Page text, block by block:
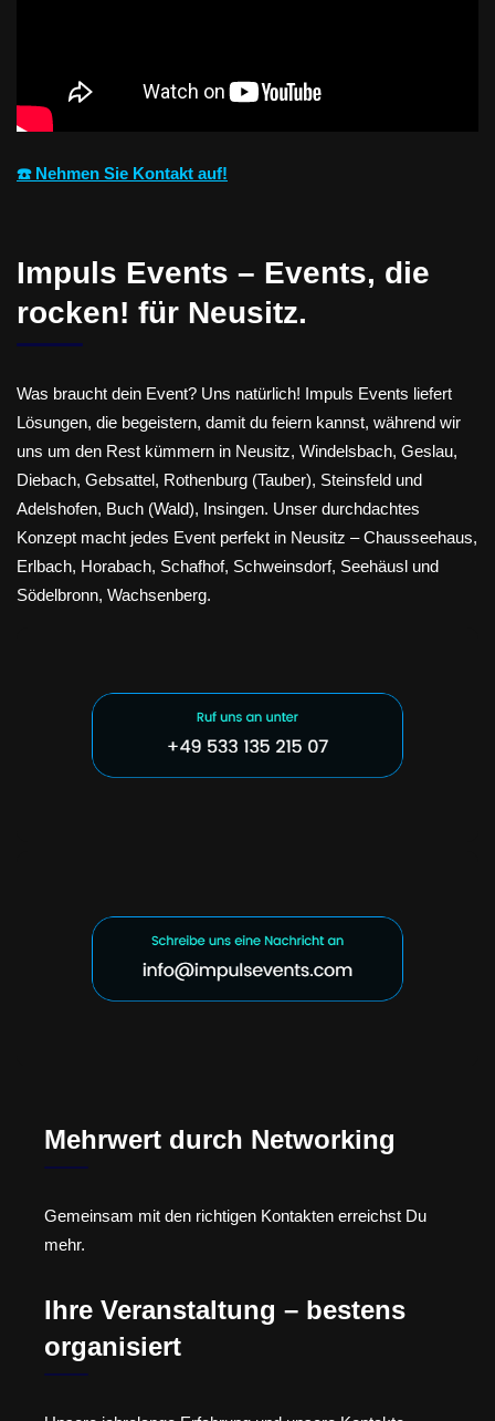
☎️ Nehmen Sie Kontakt auf!
Impuls Events – Events, die
rocken! für Neusitz.
Was braucht dein Event? Uns natürlich! Impuls Events liefert
Lösungen, die begeistern, damit du feiern kannst, während wir
uns um den Rest kümmern in Neusitz, Windelsbach, Geslau,
Diebach, Gebsattel, Rothenburg (Tauber), Steinsfeld und
Adelshofen, Buch (Wald), Insingen. Unser durchdachtes
Konzept macht jedes Event perfekt in Neusitz – Chausseehaus,
Erlbach, Horabach, Schafhof, Schweinsdorf, Seehäusl und
Södelbronn, Wachsenberg.
Mehrwert durch Networking
Gemeinsam mit den richtigen Kontakten erreichst Du
mehr.
Ihre Veranstaltung – bestens
organisiert